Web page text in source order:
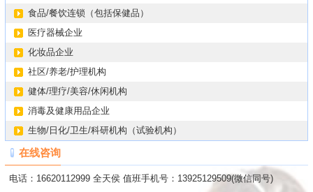
食品/餐饮连锁（包括保健品）
医疗器械企业
化妆品企业
社区/养老/护理机构
健体/理疗/美容/休闲机构
消毒及健康用品企业
生物/日化/卫生/科研机构（试验机构）
在线咨询
电话：16620112999 全天侯 值班手机号：13925129509(微信同号)